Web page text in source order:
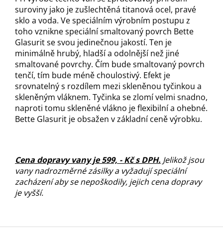
suroviny jako je zušlechtěná titanová ocel, pravé
sklo a voda. Ve speciálním výrobním postupu z
toho vznikne speciální smaltovaný povrch Bette
Glasurit se svou jedinečnou jakostí. Ten je
minimálně hrubý, hladší a odolnější než jiné
smaltované povrchy. Čím bude smaltovaný povrch
tenčí, tím bude méně choulostivý. Efekt je
srovnatelný s rozdílem mezi skleněnou tyčinkou a
skleněným vláknem. Tyčinka se zlomí velmi snadno,
naproti tomu skleněné vlákno je flexibilní a ohebné.
Bette Glasurit je obsažen v základní ceně výrobku.
Cena dopravy vany je 599, - Kč s DPH. Jelikož jsou
vany nadrozměrné zásilky a vyžadují speciální
zacházení aby se nepoškodily, jejich cena dopravy
je vyšší.
Z